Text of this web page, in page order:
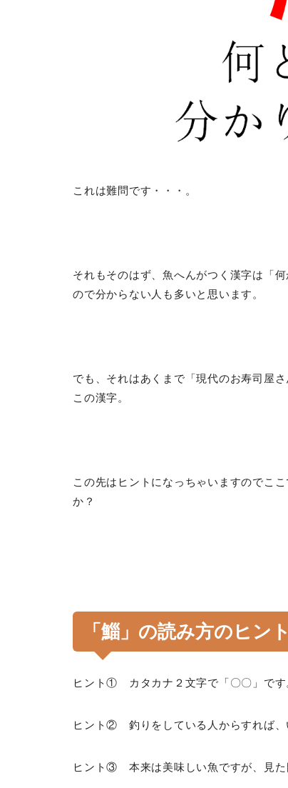
これは難問です・・・。
それもそのはず、魚へんがつく漢字は「
ので分からない人も多いと思います。
でも、それはあくまで「現代のお寿司屋
この漢字。
この先はヒントになっちゃいますのでこ
か？
「鯔」の読み方のヒン
ヒント① カタカナ２文字で「〇〇」です
ヒント② 釣りをしている人からすれば、
ヒント③ 本来は美味しい魚ですが、見た